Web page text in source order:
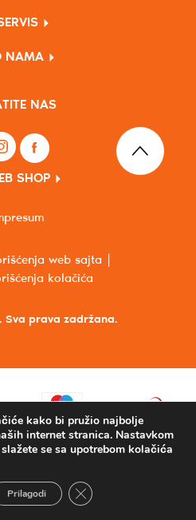
NAMA
NAS
SHOP
Sva prava zadržana.
web sajta
kolačića
kako bi pružio najbolje
internet stranica. Nastavkom
se sa upotrebom kolačića
Prilagodi Close GDPR Cookie